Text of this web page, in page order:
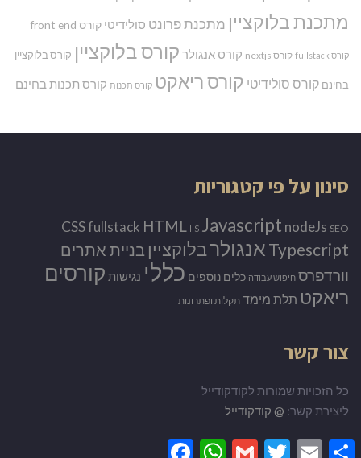
מתכנת בלוקציין מתכנת פרונט סולידיטי קורס front end
קורס fullstack קורס nextjs קורס אנגולר קורס בלוקציין קורס בלוקציין
בחינם קורס סולידיטי קורס ריאקט קורס תכנות קורס תכנות בחינם
סינון על פי קטגוריות
CSSfullstack HTML IIS Javascript nodeJs SEO
Typescript אנגולרבלוקציין בניית אתרים
וורדפרס חיפוש עבודה כלים נוספים כללי נגישות קורסים
ריאקט תלת מימד תקלות ופתרונות
צור קשר
כל הזכויות שמורות לקודקודייל
ליצירת קשר: @ קודקודייל
FacebookWhatsAppGmailTwitter Email Share